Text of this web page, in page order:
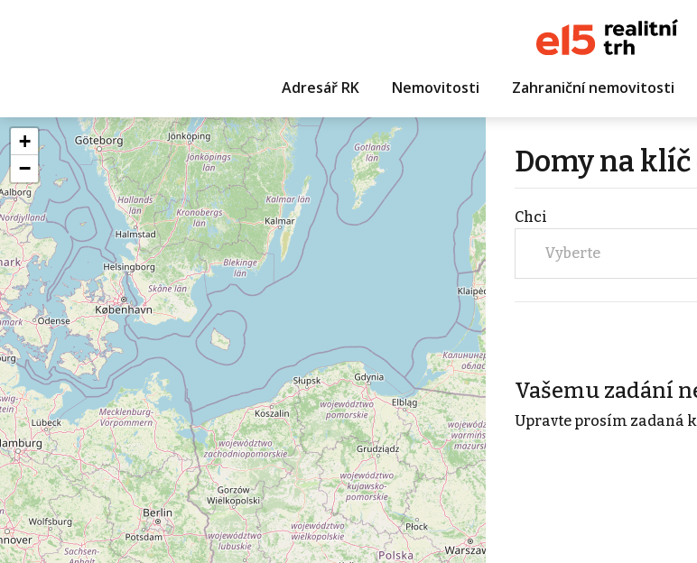
Adresář RK Nemovitosti Zahraniční nemovitosti
+
−
Domy na klíč
Chci
Vyberte
Vašemu zadání
Upravte prosím zadaná